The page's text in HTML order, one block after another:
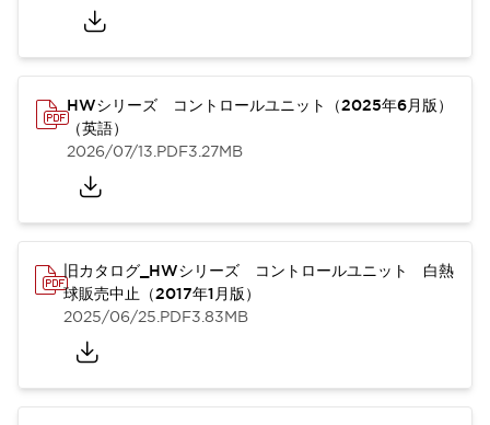
HWシリーズ コントロールユニット（2025年6月版）
（英語）
2026/07/13.PDF3.27MB
旧カタログ_HWシリーズ コントロールユニット 白熱
球販売中止（2017年1月版）
2025/06/25.PDF3.83MB